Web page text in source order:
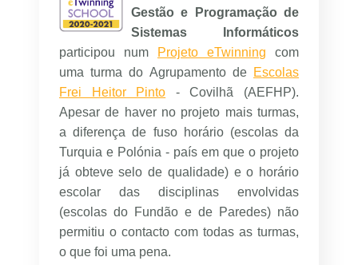
Gestão e Programação de
Sistemas Informáticos
participou num
Projeto eTwinning com
uma turma do Agrupamento de Escolas
Frei Heitor Pinto - Covilhã (AEFHP).
Apesar de haver no projeto mais turmas,
adiferença de fuso horário (escolas da
Turquia e Polónia - país em que o projeto
já obteve selo de qualidade)e o horário
escolar das disciplinas envolvidas
(escolas do Fundão e de Paredes) não
permitiu o contacto com todas as turmas,
o que foi uma pena.